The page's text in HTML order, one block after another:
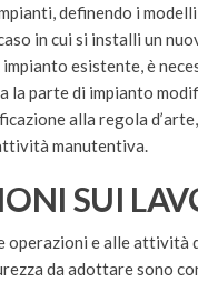
definendo i
in cui si installi un
esistente, è
la parte di impianto
alla regola
manutentiva.
SUI
operazioni e alle attività
da adottare sono